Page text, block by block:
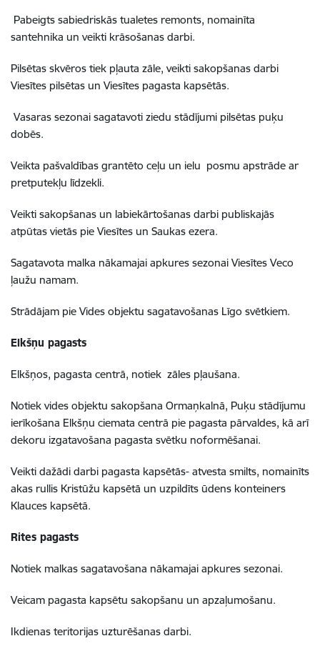
Pabeigts sabiedriskās tualetes remonts, nomainīta
santehnika un veikti krāsošanas darbi.
Pilsētas skvēros tiek pļauta zāle, veikti sakopšanas darbi
Viesītes pilsētas un Viesītes pagasta kapsētās.
Vasaras sezonai sagatavoti ziedu stādījumi pilsētas puķu
dobēs.
Veikta pašvaldības grantēto ceļu un ielu posmu apstrāde ar
pretputekļu līdzekli.
Veikti sakopšanas un labiekārtošanas darbi publiskajās
atpūtas vietās pie Viesītes un Saukas ezera.
Sagatavota malka nākamajai apkures sezonai Viesītes Veco
ļaužu namam.
Strādājam pie Vides objektu sagatavošanas Līgo svētkiem.
Elkšņu pagasts
Elkšņos, pagasta centrā, notiek zāles pļaušana.
Notiek vides objektu sakopšana Ormaņkalnā, Puķu stādījumu
ierīkošana Elkšņu ciemata centrā pie pagasta pārvaldes, kā arī
dekoru izgatavošana pagasta svētku noformēšanai.
Veikti dažādi darbi pagasta kapsētās- atvesta smilts, nomainīts
akas rullis Kristūžu kapsētā un uzpildīts ūdens konteiners
Klauces kapsētā.
Rites pagasts
Notiek malkas sagatavošana nākamajai apkures sezonai.
Veicam pagasta kapsētu sakopšanu un apzaļumošanu.
Ikdienas teritorijas uzturēšanas darbi.